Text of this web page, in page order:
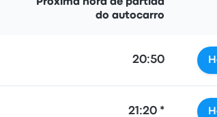
Próxima hora de partida
do autocarro
20:50
21:20 *